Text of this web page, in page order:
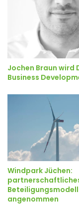
Jochen Braun wird
Business
Windpark Jüchen:
angenommen